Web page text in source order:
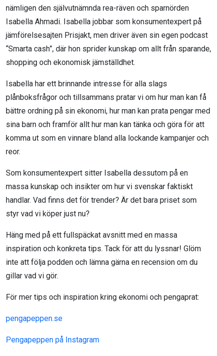
nämligen den självutnämnda rea-räven och sparnörden
Isabella Ahmadi. Isabella jobbar som konsumentexpert på
jämförelsesajten Prisjakt, men driver även sin egen podcast
“Smarta cash”, där hon sprider kunskap om allt från sparande,
shopping och ekonomisk jämställdhet.
Isabella har ett brinnande intresse för alla slags
plånboksfrågor och tillsammans pratar vi om hur man kan få
bättre ordning på sin ekonomi, hur man kan prata pengar med
sina barn och framför allt hur man kan tänka och göra för att
komma ut som en vinnare bland alla lockande kampanjer och
reor.
Som konsumentexpert sitter Isabella dessutom på en
massa kunskap och insikter om hur vi svenskar faktiskt
handlar. Vad finns det för trender? Är det bara priset som
styr vad vi köper just nu?
Häng med på ett fullspäckat avsnitt med en massa
inspiration och konkreta tips. Tack för att du lyssnar! Glöm
inte att följa podden och lämna gärna en recension om du
gillar vad vi gör.
För mer tips och inspiration kring ekonomi och pengaprat:
pengapeppen.se
Pengapeppen på Instagram